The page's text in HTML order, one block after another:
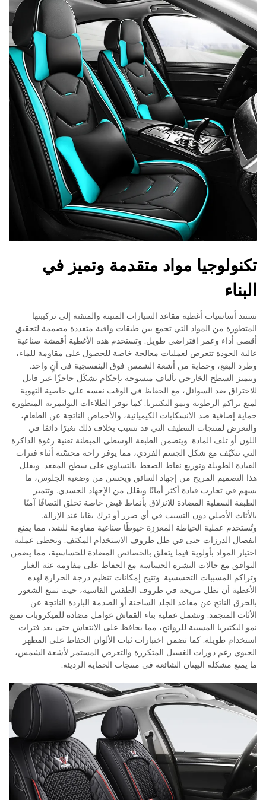
تكنولوجيا مواد متقدمة وتميز في
البناء
تستند أساسيات أغطية مقاعد السيارات المتينة والمتقنة إلى تركيبتها
المتطورة من المواد التي تجمع بين طبقات واقية متعددة مصممة لتحقيق
أقصى أداء وعمر افتراضي طويل. وتستخدم هذه الأغطية أقمشة صناعية
عالية الجودة تتعرض لعمليات معالجة خاصة للحصول على مقاومة للماء،
وطرد البقع، وحماية من أشعة الشمس فوق البنفسجية في آنٍ واحد.
ويتميز السطح الخارجي بألياف منسوجة بإحكام تشكّل حاجزًا غير قابل
للاختراق ضد السوائل، مع الحفاظ في الوقت نفسه على خاصية التهوية
لمنع تراكم الرطوبة ونمو البكتيريا. كما توفر الطلاءات البوليمرية المتطورة
حماية إضافية ضد الانسكابات الكيميائية، والأحماض الناتجة عن الطعام،
والتعرض لمنتجات التنظيف التي قد تسبب بخلاف ذلك تغيرًا دائمًا في
اللون أو تلف المادة. ويتضمن الطبقة الوسطى المبطنة تقنية رغوة الذاكرة
التي تتكيّف مع شكل الجسم الفردي، مما يوفر راحة محسّنة أثناء فترات
القيادة الطويلة وتوزيع نقاط الضغط بالتساوي على سطح المقعد. ويقلل
هذا التصميم المريح من إجهاد السائق ويحسن من وضعية الجلوس، ما
يسهم في تجارب قيادة أكثر أمانًا ويقلل من الإجهاد الجسدي. وتتميز
الطبقة السفلية المضادة للانزلاق بأنماط قبض خاصة تخلق التصاقًا آمنًا
بالأثاث الأصلي دون التسبب في أي ضرر أو ترك بقايا عند الإزالة.
وتُستخدم عملية الخياطة المعززة خيوطًا صناعية مقاومة للشد، مما يمنع
انفصال الدرزات حتى في ظل ظروف الاستخدام المكثف. وتحظى عملية
اختيار المواد بأولوية فيما يتعلق بالخصائص المضادة للحساسية، مما يضمن
التوافق مع حالات البشرة الحساسة مع الحفاظ على مقاومة عثة الغبار
وتراكم المسببات التحسسية. وتتيح إمكانات تنظيم درجة الحرارة لهذه
الأغطية أن تظل مريحة في ظروف الطقس القاسية، حيث تمنع الشعور
بالحرق الناتج عن مقاعد الجلد الساخنة أو الصدمة الباردة الناتجة عن
الأثاث المتجمد. وتشمل عملية بناء القماش عوامل مضادة للميكروبات تمنع
نمو البكتيريا المسببة للروائح، مما يحافظ على الانتعاش حتى بعد فترات
استخدام طويلة. كما تضمن اختبارات ثبات الألوان الحفاظ على المظهر
الحيوي رغم دورات الغسيل المتكررة والتعرض المستمر لأشعة الشمس،
ما يمنع مشكلة البهتان الشائعة في منتجات الحماية الرديئة.